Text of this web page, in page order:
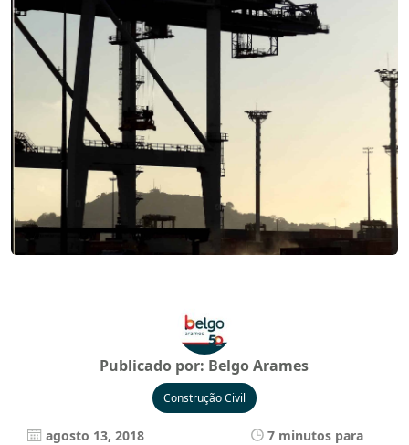
Publicado por: Belgo Arames
Construção Civil
agosto 13, 2018
7 minutos para